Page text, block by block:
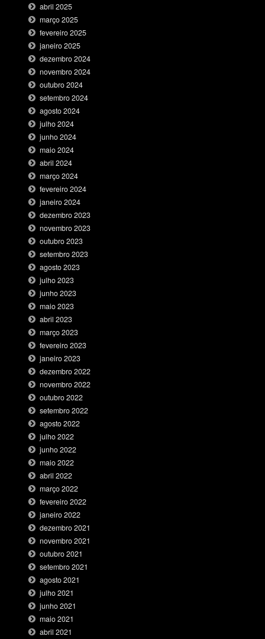
abril 2025
março 2025
fevereiro 2025
janeiro 2025
dezembro 2024
novembro 2024
outubro 2024
setembro 2024
agosto 2024
julho 2024
junho 2024
maio 2024
abril 2024
março 2024
fevereiro 2024
janeiro 2024
dezembro 2023
novembro 2023
outubro 2023
setembro 2023
agosto 2023
julho 2023
junho 2023
maio 2023
abril 2023
março 2023
fevereiro 2023
janeiro 2023
dezembro 2022
novembro 2022
outubro 2022
setembro 2022
agosto 2022
julho 2022
junho 2022
maio 2022
abril 2022
março 2022
fevereiro 2022
janeiro 2022
dezembro 2021
novembro 2021
outubro 2021
setembro 2021
agosto 2021
julho 2021
junho 2021
maio 2021
abril 2021